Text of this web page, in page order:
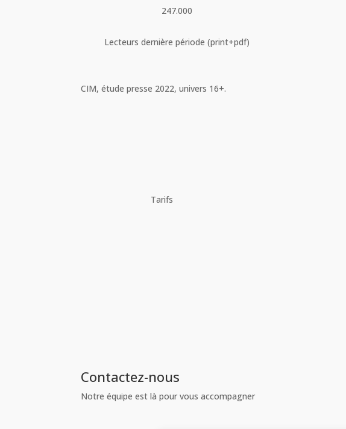
247.000
Lecteurs dernière période (print+pdf)
CIM, étude presse 2022, univers 16+.
Tarifs
Contactez-nous
Notre équipe est là pour vous accompagner